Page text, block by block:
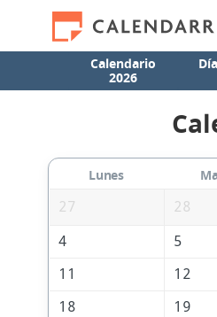
Calendario
2026
Lunes
27
28
4 5
11 12
18
19